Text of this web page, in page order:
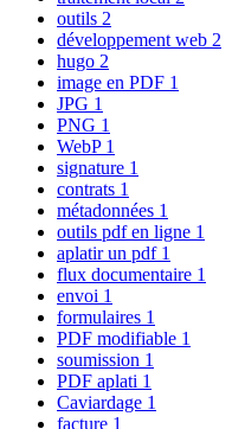
outils 2
développement web 2
hugo 2
image en PDF 1
JPG 1
PNG 1
WebP 1
signature 1
contrats 1
métadonnées 1
outils pdf en ligne 1
aplatir un pdf 1
flux documentaire 1
envoi 1
formulaires 1
PDF modifiable 1
soumission 1
PDF aplati 1
Caviardage 1
facture 1